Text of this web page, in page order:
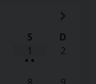
S
D
1
• •
2